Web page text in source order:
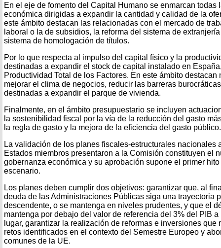
En el eje de fomento del Capital Humano se enmarcan todas
económica dirigidas a expandir la cantidad y calidad de la
este ámbito destacan las relacionadas con el mercado de
laboral o la de subsidios, la reforma del sistema de
sistema de homologación de títulos.
Por lo que respecta al impulso del capital físico y la
destinadas a expandir el stock de capital instalado en
Productividad Total de los Factores. En este ámbito destacan
mejorar el clima de negocios, reducir las barreras
destinadas a expandir el parque de vivienda.
Finalmente, en el ámbito presupuestario se incluyen
la sostenibilidad fiscal por la vía de la reducción del gasto
la regla de gasto y la mejora de la eficiencia del gasto público.
La validación de los planes fiscales-estructurales nacionales
Estados miembros presentaron a la Comisión constituyen el
gobernanza económica y su aprobación supone el primer
escenario.
Los planes deben cumplir dos objetivos: garantizar que, al
deuda de las Administraciones Públicas siga una trayectoria
descendente, o se mantenga en niveles prudentes, y que el
mantenga por debajo del valor de referencia del 3% del PIB
lugar, garantizar la realización de reformas e inversiones
retos identificados en el contexto del Semestre Europeo y
comunes de la UE.